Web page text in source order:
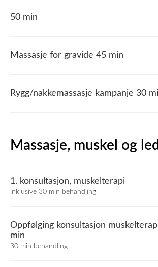
50 min
Massasje for gravide 45 min
Rygg/nakkemassasje kampanje 30
Massasje, muskel og
1. konsultasjon, muskelterapi
inklusive 30 min behandling
Oppfølging konsultasjon
min
30 min behandling